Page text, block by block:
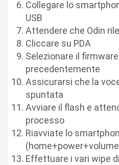
Collegare lo
USB
Attendere che Odin
Cliccare su PDA
Selezionare il
precedentemente
Assicurarsi che la
spuntata
Avviare il flash e
processo
Riavviate lo
Effettuare i vari wipe